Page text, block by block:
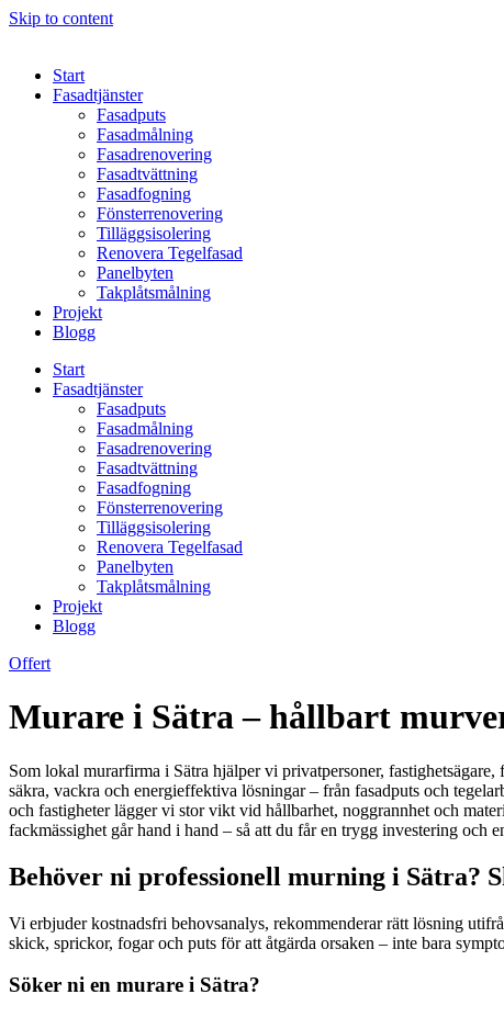
Skip to content
Start
Fasadtjänster
Fasadputs
Fasadmålning
Fasadrenovering
Fasadtvättning
Fasadfogning
Fönsterrenovering
Tilläggsisolering
Renovera Tegelfasad
Panelbyten
Takplåtsmålning
Projekt
Blogg
Start
Fasadtjänster
Fasadputs
Fasadmålning
Fasadrenovering
Fasadtvättning
Fasadfogning
Fönsterrenovering
Tilläggsisolering
Renovera Tegelfasad
Panelbyten
Takplåtsmålning
Projekt
Blogg
Offert
Murare i Sätra – hållbart
Som lokal murarfirma i Sätra hjälper vi privatpersoner,
säkra, vackra och energieffektiva lösningar – från fasadputs och
och fastigheter lägger vi stor vikt vid hållbarhet, noggrannhet och
fackmässighet går hand i hand – så att du får en trygg investering och
Behöver ni professionell murning i Sätra?
Vi erbjuder kostnadsfri behovsanalys, rekommenderar rätt lösning
skick, sprickor, fogar och puts för att åtgärda orsaken – inte bara
Söker ni en murare i Sätra?